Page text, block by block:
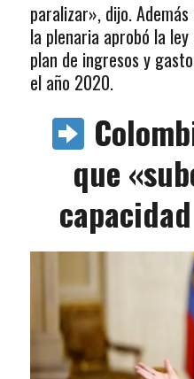
paralizar», dijo.
la plenaria aprobó la
plan de ingresos y
el año 2020.
que